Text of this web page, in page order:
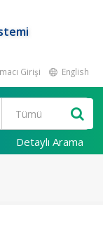
Girişi English
Detaylı Arama